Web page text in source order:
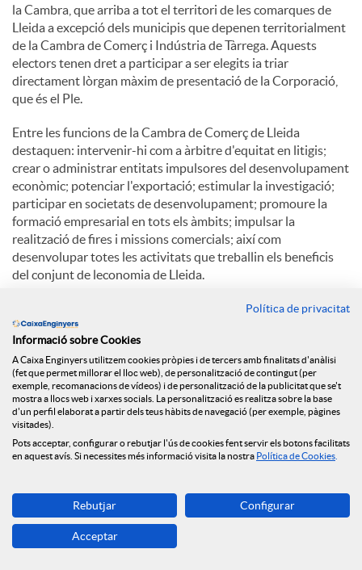
la Cambra, que arriba a tot el territori de les comarques de
Lleida a excepció dels municipis que depenen territorialment
de la Cambra de Comerç i Indústria de Tàrrega. Aquests
electors tenen dret a participar a ser elegits ia triar
directament lòrgan màxim de presentació de la Corporació,
que és el Ple.
Entre les funcions de la Cambra de Comerç de Lleida
destaquen: intervenir-hi com a àrbitre d'equitat en litigis;
crear o administrar entitats impulsores del desenvolupament
econòmic; potenciar l'exportació; estimular la investigació;
participar en societats de desenvolupament; promoure la
formació empresarial en tots els àmbits; impulsar la
realització de fires i missions comercials; així com
desenvolupar totes les activitats que treballin els beneficis
del conjunt de leconomia de Lleida.
internacionalització, la informació d'empreses, la innovació i
les TIC, la indústria, la legislació, el comerç i la creació
d'empreses.
C
m
Notícies relacionades
El Grup Caixa Enginyers consolida el seu model
Política de privacitat
Informació sobre Cookies
A Caixa Enginyers utilitzem cookies pròpies i de tercers amb finalitats d'anàlisi
(fet que permet millorar el lloc web), de personalització de contingut (per
exemple, recomanacions de vídeos) i de personalització de la publicitat que se't
mostra a llocs web i xarxes socials. La personalització es realitza sobre la base
d'un perfil elaborat a partir dels teus hàbits de navegació (per exemple, pàgines
visitades).
Pots acceptar, configurar o rebutjar l'ús de cookies fent servir els botons facilitats
en aquest avís. Si necessites més informació visita la nostra Política de Cookies
Rebutjar Configurar
Acceptar